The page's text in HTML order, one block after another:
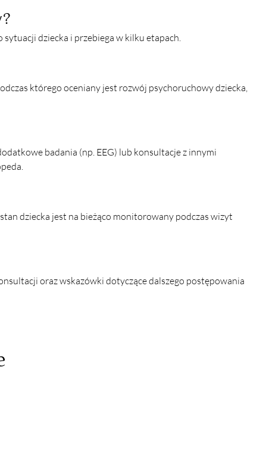
dziecka i przebiega w kilku etapach.
którego oceniany jest rozwój psychoruchowy dziecka,
badania (np. EEG) lub konsultacje z innymi
dziecka jest na bieżąco monitorowany podczas wizyt
oraz wskazówki dotyczące dalszego postępowania